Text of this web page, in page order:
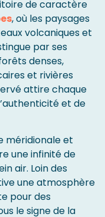
de caractère
, où les paysages
volcaniques et
par ses
denses,
et rivières
attire chaque
et de
méridionale et
une infinité de
air. Loin des
une atmosphère
pour des
le signe de la